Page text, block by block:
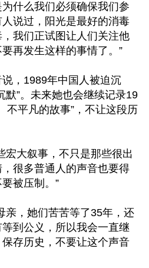
什么我们必须确保我们参
说过，阳光是最好的消毒
我们正试图让人们关注他
再发生这样的事情了。”
，1989年中国人被迫沉
默”。未来她也会继续记录19
不平凡的故事”，不让这段历
宏大叙事，不只是那些很出
很多普通人的声音也要得
被压制。”
亲，她们苦苦等了35年，还
到公义，所以我会一直继
存历史，不要让这个声音